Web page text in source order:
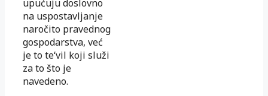
upućuju doslovno
na uspostavljanje
naročito pravednog
gospodarstva, već
je to te‘vil koji služi
za to što je
navedeno.